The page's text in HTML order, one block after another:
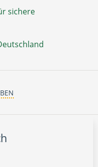
sichere